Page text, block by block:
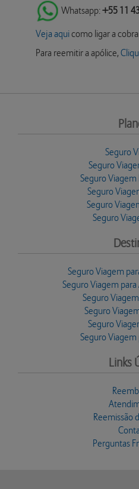
Whatsapp:+55 11
Veja aquicomo ligar a
Para reemitir a apólice,
Seguro
Seguro
Seguro
Seguro
Seguro
Seguro
Seguro Viagem
Seguro Viagem
Seguro
Seguro
Seguro
Seguro Viagem
Links
Reemissão
Perguntas